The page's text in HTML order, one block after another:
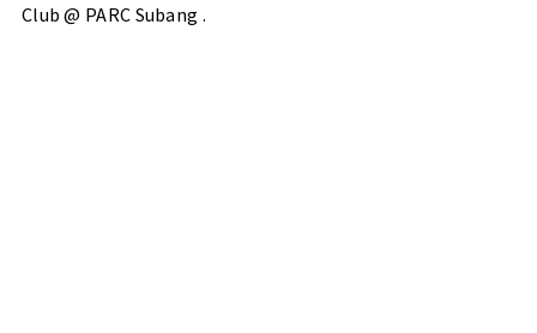
Club @ PARC Subang .